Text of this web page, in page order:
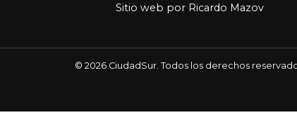
Sitio web por Ricardo Mazov
© 2026 CiudadSur. Todos los derechos